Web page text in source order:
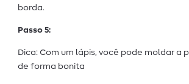
borda.
Passo 5:
Dica: Com um lápis, você pode moldar a
de forma bonita